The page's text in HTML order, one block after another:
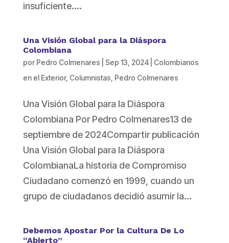
insuficiente....
Una Visión Global para la Diáspora
Colombiana
por Pedro Colmenares Sep 13, 2024| Colombianos
en el Exterior, Columnistas Pedro Colmenares
Una Visión Global para la Diáspora
Colombiana Por Pedro Colmenares13 de
septiembre de 2024Compartir publicación
Una Visión Global para la Diáspora
ColombianaLa historia de Compromiso
Ciudadano comenzó en 1999, cuando un
grupo de ciudadanos decidió asumir la...
Debemos Apostar Por la Cultura De Lo
“Abierto”